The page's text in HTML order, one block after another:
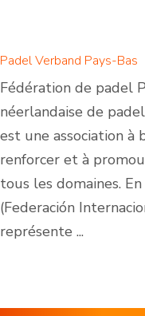
Padel Verband Pays-Bas
Fédération de padel
néerlandaise de
est une association
renforcer et à
tous les domaines.
(Federación
représente ...